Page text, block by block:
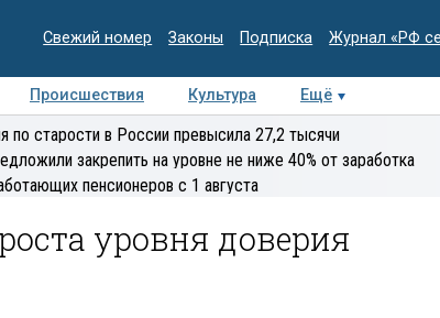
Свежий номер Законы Подписка Журнал «РФ
Происшествия Культура Ещё
Интервью Колумнисты
по старости в России превысила 27,2 тысячи
закрепить на уровне не ниже 40% от заработка
пенсионеров с 1 августа
уровня доверия